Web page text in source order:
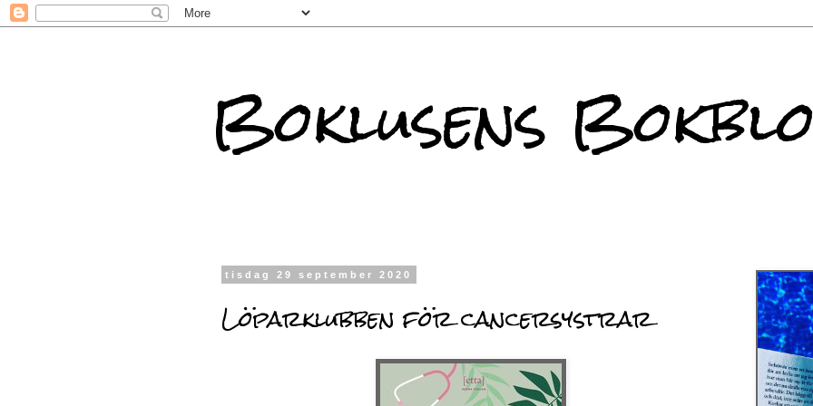
Boklusens
tisdag 29 september 2020
Löparklubben för cancersystrar